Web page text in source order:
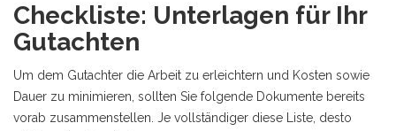
Checkliste: Unterlagen für Ihr
Gutachten
Um dem Gutachter die Arbeit zu erleichtern und Kosten sowie
Dauer zu minimieren, sollten Sie folgende Dokumente bereits
vorab zusammenstellen. Je vollständiger diese Liste, desto